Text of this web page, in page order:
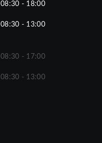
08:30 - 18:00
08:30 - 13:00
08:30 - 17:00
08:30 - 13:00